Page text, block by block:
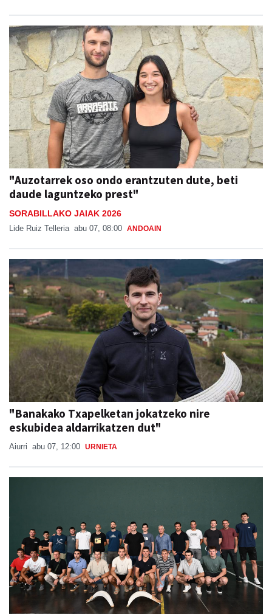
"Auzotarrek oso ondo erantzuten dute, beti
daude laguntzeko prest"
SORABILLAKO JAIAK 2026
Lide Ruiz Telleria abu 07, 08:00 ANDOAIN
"Banakako Txapelketan jokatzeko nire
eskubidea aldarrikatzen dut"
Aiurri abu 07, 12:00 URNIETA